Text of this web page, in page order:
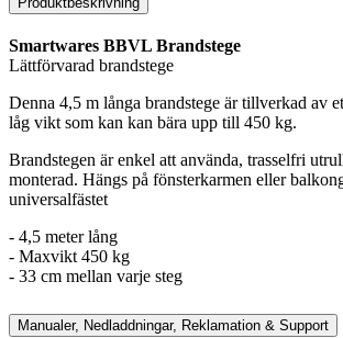
Smartwares BBVL Brandstege
Lättförvarad brandstege
Denna 4,5 m långa brandstege är tillverkad av
låg vikt som kan kan bära upp till 450 kg.
Brandstegen är enkel att använda, trasselfri
monterad. Hängs på fönsterkarmen eller
universalfästet
- 4,5 meter lång
- Maxvikt 450 kg
- 33 cm mellan varje steg
Manualer, Nedladdningar, Reklamation & Support